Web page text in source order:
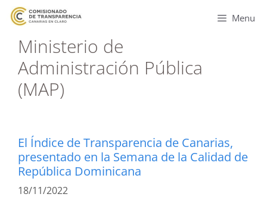
Menu
Ministerio de
Administración Pública
(MAP)
El Índice de Transparencia de Canarias,
presentado en la Semana de la Calidad de
República Dominicana
18/11/2022